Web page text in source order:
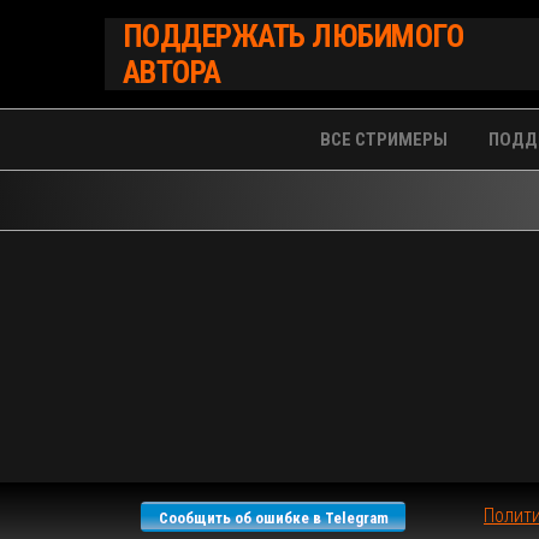
содержимому
ПОДДЕРЖАТЬ ЛЮБИМОГО
АВТОРА
ВСЕ СТРИМЕРЫ
Сообщить об ошибке в Telegram